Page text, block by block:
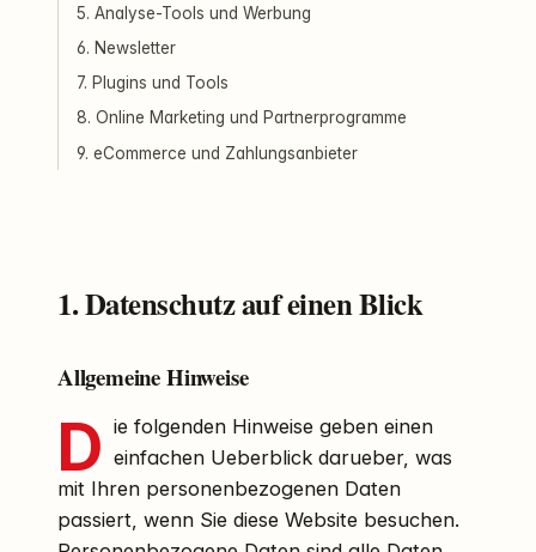
5. Analyse-Tools und Werbung
6. Newsletter
7. Plugins und Tools
8. Online Marketing und Partnerprogramme
9. eCommerce und Zahlungsanbieter
1. Datenschutz auf einen Blick
Allgemeine Hinweise
D ie folgenden Hinweise geben einen
einfachen Ueberblick darueber, was
mit Ihren personenbezogenen Daten
passiert, wenn Sie diese Website besuchen.